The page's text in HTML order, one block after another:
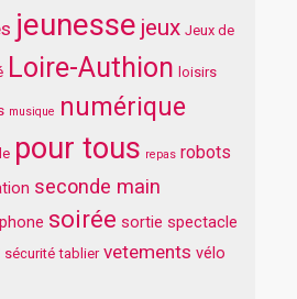
jeunesse jeux Jeux de
Loire-Authion loisirs
musique numérique
pour tous repas robots
seconde main
soirée sortie spectacle
sécurité tablier vetements vélo